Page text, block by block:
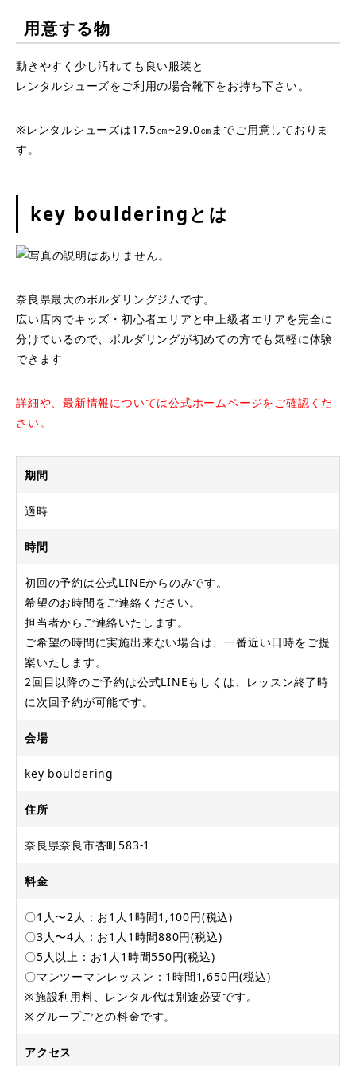
用意する物
動きやすく少し汚れても良い服装と
レンタルシューズをご利用の場合靴下をお持ち下さい。
※レンタルシューズは17.5㎝~29.0㎝までご用意しておりま
す。
key boulderingとは
奈良県最大のボルダリングジムです。
広い店内でキッズ・初心者エリアと中上級者エリアを完全に
分けているので、ボルダリングが初めての方でも気軽に体験
できます
詳細や、最新情報については公式ホームページをご確認くだ
さい。
期間
適時
時間
初回の予約は公式LINEからのみです。
希望のお時間をご連絡ください。
担当者からご連絡いたします。
ご希望の時間に実施出来ない場合は、一番近い日時をご提
案いたします。
2回目以降のご予約は公式LINEもしくは、レッスン終了時
に次回予約が可能です。
会場
key bouldering
住所
奈良県奈良市杏町583-1
料金
〇1人〜2人：お1人1時間1,100円(税込)
〇3人〜4人：お1人1時間880円(税込)
〇5人以上：お1人1時間550円(税込)
〇マンツーマンレッスン：1時間1,650円(税込)
※施設利用料、レンタル代は別途必要です。
※グループごとの料金です。
アクセス